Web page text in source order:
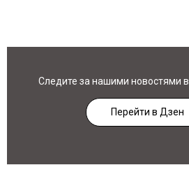
Следите за нашими новостями
Перейти в Дзен